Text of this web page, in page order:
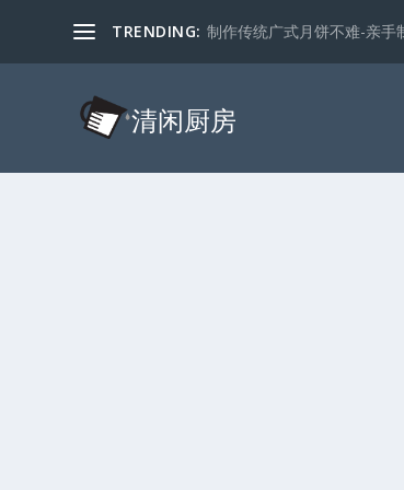
TRENDING: 制作传统广式月饼不难-亲手